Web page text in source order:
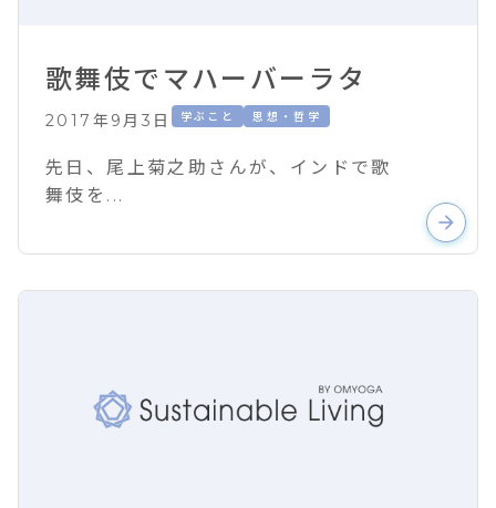
歌舞伎でマハーバーラタ
2017年9月3日 学ぶこと 思想・哲学
先日、尾上菊之助さんが、インドで歌
舞伎を...
arrow_forward